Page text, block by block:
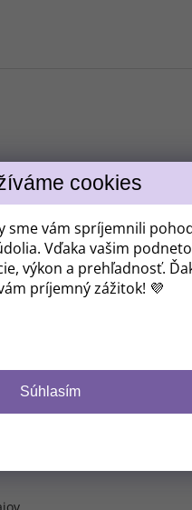
sme vám spríjemnili
Vďaka vašim
výkon a prehľadnosť.
príjemný zážitok! 💜
Súhlasím
8 €!
poslať zľavový kód?
CHCEM ZĽAVU 8 €